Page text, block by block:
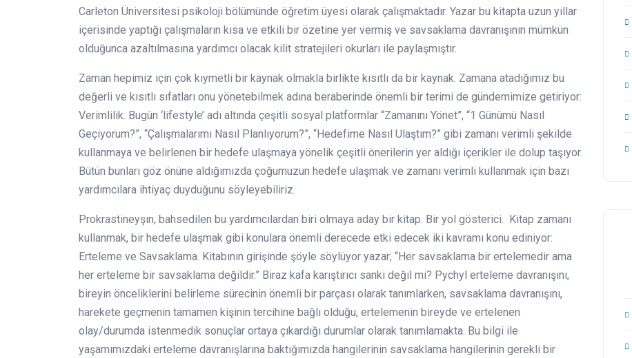
Carleton Üniversitesi psikoloji bölümünde öğretim üyesi olarak çalışmaktadır. Yazar bu kitapta uzun yıllar
içerisinde yaptığı çalışmaların kısa ve etkili bir özetine yer vermiş ve savsaklama davranışının mümkün
olduğunca azaltılmasına yardımcı olacak kilit stratejileri okurları ile paylaşmıştır.
Zaman hepimiz için çok kıymetli bir kaynak olmakla birlikte kısıtlı da bir kaynak. Zamana atadığımız bu
değerli ve kısıtlı sıfatları onu yönetebilmek adına beraberinde önemli bir terimi de gündemimize getiriyor:
Verimlilik. Bugün ‘lifestyle’ adı altında çeşitli sosyal platformlar “Zamanını Yönet”, “1 Günümü Nasıl
Geçiyorum?”, “Çalışmalarımı Nasıl Planlıyorum?”, “Hedefime Nasıl Ulaştım?” gibi zamanı verimli şekilde
kullanmaya ve belirlenen bir hedefe ulaşmaya yönelik çeşitli önerilerin yer aldığı içerikler ile dolup taşıyor.
Bütün bunları göz önüne aldığımızda çoğumuzun hedefe ulaşmak ve zamanı verimli kullanmak için bazı
yardımcılara ihtiyaç duyduğunu söyleyebiliriz.
Prokrastineyşın, bahsedilen bu yardımcılardan biri olmaya aday bir kitap. Bir yol gösterici. Kitap zamanı
kullanmak, bir hedefe ulaşmak gibi konulara önemli derecede etki edecek iki kavramı konu ediniyor:
Erteleme ve Savsaklama. Kitabının girişinde şöyle söylüyor yazar; “Her savsaklama bir ertelemedir ama
her erteleme bir savsaklama değildir.” Biraz kafa karıştırıcı sanki değil mi? Pychyl erteleme davranışını,
bireyin önceliklerini belirleme sürecinin önemli bir parçası olarak tanımlarken, savsaklama davranışını,
harekete geçmenin tamamen kişinin tercihine bağlı olduğu, ertelemenin bireyde ve ertelenen
olay/durumda istenmedik sonuçlar ortaya çıkardığı durumlar olarak tanımlamakta. Bu bilgi ile
yaşamımızdaki erteleme davranışlarına baktığımızda hangilerinin savsaklama hangilerinin gerekli bir